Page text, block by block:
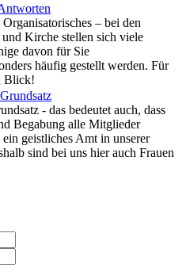
– bei den
Kirche stellen sich viele
davon für Sie
häufig gestellt werden. Für
Blick!
- das bedeutet auch, dass
Begabung alle Mitglieder
geistliches Amt in unserer
sind bei uns hier auch Frauen